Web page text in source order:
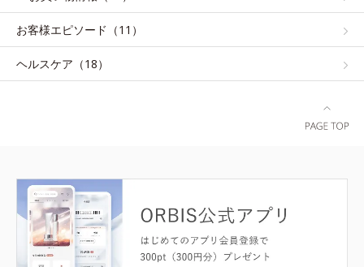
お客様エピソード（11）
ヘルスケア（18）